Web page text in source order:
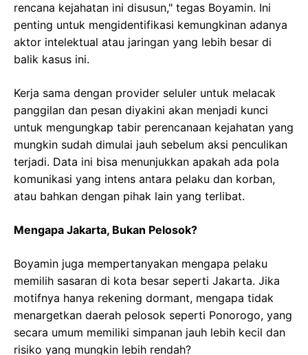
rencana kejahatan ini disusun," tegas Boyamin. Ini
penting untuk mengidentifikasi kemungkinan adanya
aktor intelektual atau jaringan yang lebih besar di
balik kasus ini.
Kerja sama dengan provider seluler untuk melacak
panggilan dan pesan diyakini akan menjadi kunci
untuk mengungkap tabir perencanaan kejahatan yang
mungkin sudah dimulai jauh sebelum aksi penculikan
terjadi. Data ini bisa menunjukkan apakah ada pola
komunikasi yang intens antara pelaku dan korban,
atau bahkan dengan pihak lain yang terlibat.
Mengapa Jakarta, Bukan Pelosok?
Boyamin juga mempertanyakan mengapa pelaku
memilih sasaran di kota besar seperti Jakarta. Jika
motifnya hanya rekening dormant, mengapa tidak
menargetkan daerah pelosok seperti Ponorogo, yang
secara umum memiliki simpanan jauh lebih kecil dan
risiko yang mungkin lebih rendah?